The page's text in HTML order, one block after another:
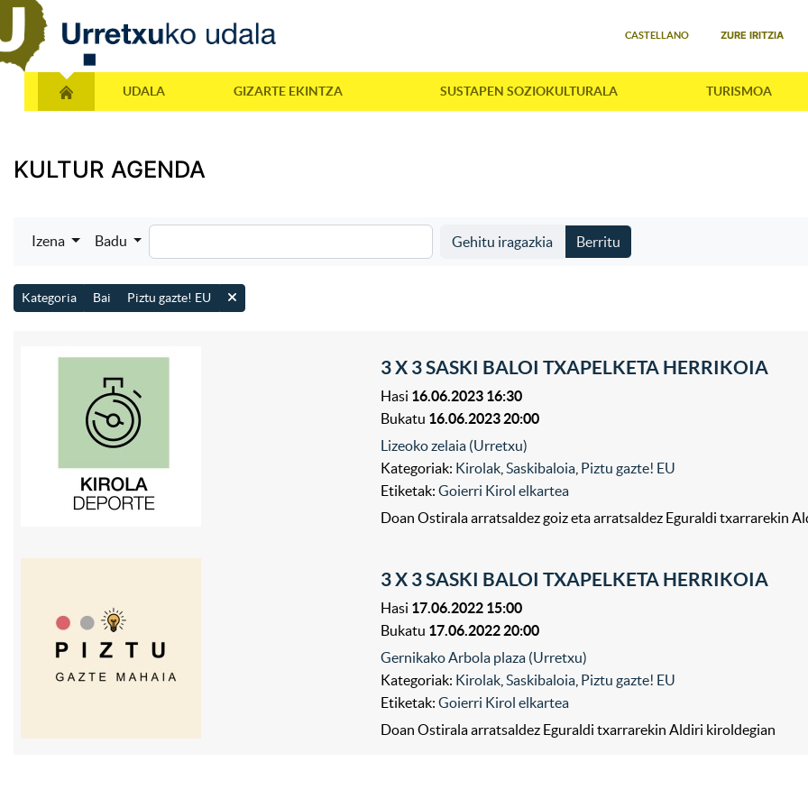
CASTELLANO ZURE IRITZIA
UDALA GIZARTE EKINTZA SUSTAPEN SOZIOKULTURALA TURISMOA
KULTUR AGENDA
Izena Badu Gehitu iragazkia Berritu
Kategoria Bai Piztu gazte! EU
3 X 3 SASKI BALOI TXAPELKETA HERRIKOIA
Hasi 16.06.2023 16:30
Bukatu 16.06.2023 20:00
Lizeoko zelaia (Urretxu)
Kategoriak: Kirolak ,Saskibaloia Piztu gazte! EU
Etiketak:Goierri Kirol elkartea
Doan Ostirala arratsaldez goiz eta arratsaldez Eguraldi txarrarekin
3 X 3 SASKI BALOI TXAPELKETA HERRIKOIA
Hasi 17.06.2022 15:00
Bukatu 17.06.2022 20:00
Gernikako Arbola plaza (Urretxu)
Kategoriak: Kirolak ,Saskibaloia Piztu gazte! EU
Etiketak:Goierri Kirol elkartea
Doan Ostirala arratsaldez Eguraldi txarrarekin Aldiri kiroldegian